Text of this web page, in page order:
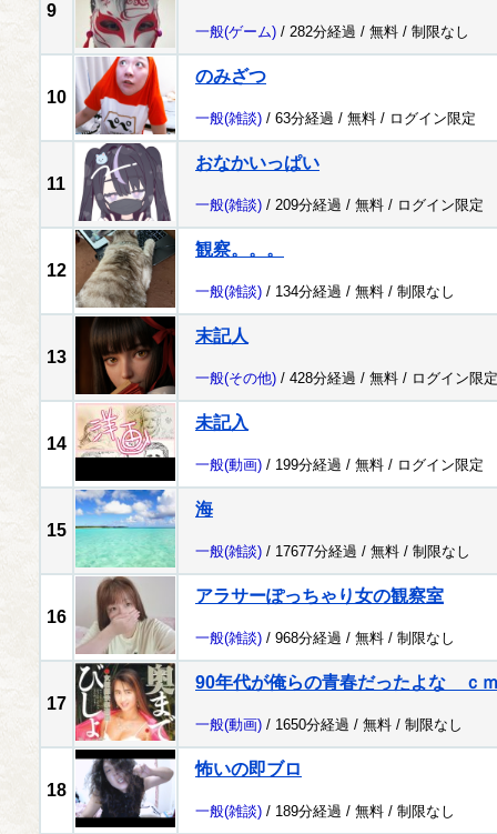
9
一般(ゲーム) / 282分経過 / 無料 / 制限なし
10
のみざつ
一般(雑談) / 63分経過 / 無料 / ログイン限定
11
おなかいっぱい
一般(雑談) / 209分経過 / 無料 / ログイン限定
12
観察。。。
一般(雑談) / 134分経過 / 無料 / 制限なし
13
末記人
一般(その他) / 428分経過 / 無料 / ログイン限定
14
未記入
一般(動画) / 199分経過 / 無料 / ログイン限定
15
海
一般(雑談) / 17677分経過 / 無料 / 制限なし
16
アラサーぽっちゃり女の観察室
一般(雑談) / 968分経過 / 無料 / 制限なし
17
90年代が俺らの青春だったよな ｃ
一般(動画) / 1650分経過 / 無料 / 制限なし
18
怖いの即ブロ
一般(雑談) / 189分経過 / 無料 / 制限なし